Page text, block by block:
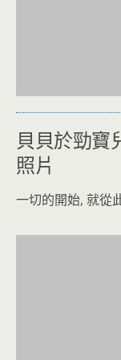
貝貝於勁寶
照片
一切的開始, 就從